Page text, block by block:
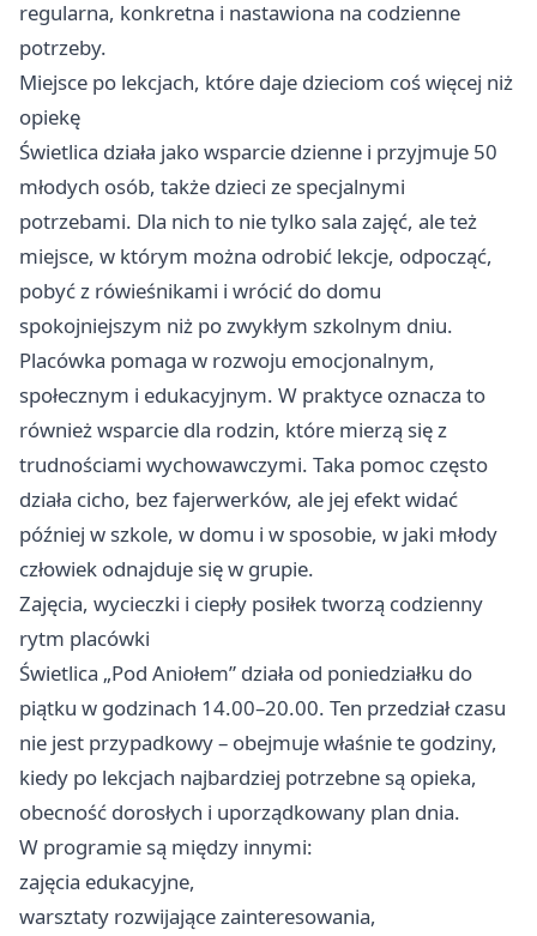
regularna, konkretna i nastawiona na codzienne
potrzeby.
Miejsce po lekcjach, które daje dzieciom coś więcej niż
opiekę
Świetlica działa jako wsparcie dzienne i przyjmuje 50
młodych osób, także dzieci ze specjalnymi
potrzebami. Dla nich to nie tylko sala zajęć, ale też
miejsce, w którym można odrobić lekcje, odpocząć,
pobyć z rówieśnikami i wrócić do domu
spokojniejszym niż po zwykłym szkolnym dniu.
Placówka pomaga w rozwoju emocjonalnym,
społecznym i edukacyjnym. W praktyce oznacza to
również wsparcie dla rodzin, które mierzą się z
trudnościami wychowawczymi. Taka pomoc często
działa cicho, bez fajerwerków, ale jej efekt widać
później w szkole, w domu i w sposobie, w jaki młody
człowiek odnajduje się w grupie.
Zajęcia, wycieczki i ciepły posiłek tworzą codzienny
rytm placówki
Świetlica „Pod Aniołem” działa od poniedziałku do
piątku w godzinach 14.00–20.00. Ten przedział czasu
nie jest przypadkowy – obejmuje właśnie te godziny,
kiedy po lekcjach najbardziej potrzebne są opieka,
obecność dorosłych i uporządkowany plan dnia.
W programie są między innymi:
zajęcia edukacyjne,
warsztaty rozwijające zainteresowania,